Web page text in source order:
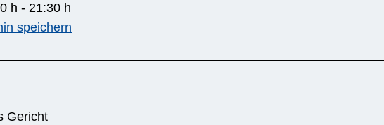
h - 21:30 h
speichern
Gericht